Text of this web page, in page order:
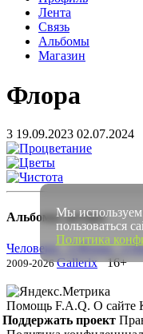
Лента
Связь
Альбомы
Магазин
Флора
3 19.09.2023 02.07.2024
Альбомы автора
Человеки 3Флора 3
2009-2026Gallerix 16+
Помощь F.A.Q. О сайте
Поддержать проект
Мы
пользоваться
Политика